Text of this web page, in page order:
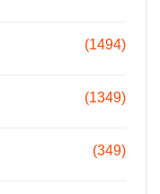
(1494)
(1349)
(349)